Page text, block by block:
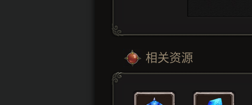
相关资源